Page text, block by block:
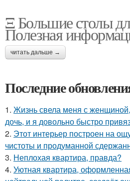
Ξ Большие столы
Полезная
читать дальше →
Последние
1. Жизнь свела меня с
дочь, и я довольно быстро
2. Этот интерьер построен на
чистоты и продуманной
3. Неплохая квартира, правда?
4. Уютная квартира,